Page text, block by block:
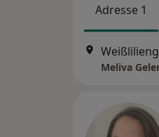
Adresse 1
Meliva